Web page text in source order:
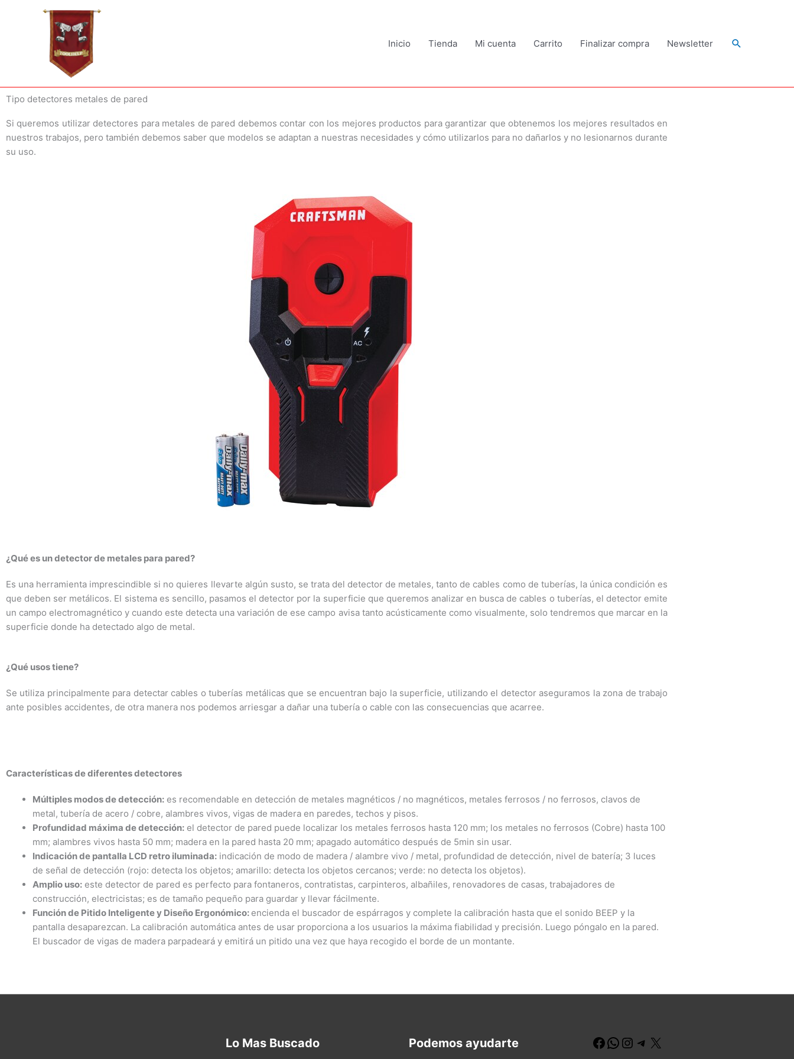
Inicio Tienda Mi cuenta Carrito Finalizar compra Newsletter Buscar
Tipo detectores metales de pared
Si queremos utilizar detectores para metales de pared debemos contar con los mejores productos para garantizar que obtenemos los mejores resultados en
nuestros trabajos, pero también debemos saber que modelos se adaptan a nuestras necesidades y cómo utilizarlos para no dañarlos y no lesionarnos durante
su uso.
¿Qué es un detector de metales para pared?
Es una herramienta imprescindible si no quieres llevarte algún susto, se trata del detector de metales, tanto de cables como de tuberías, la única condición es
que deben ser metálicos. El sistema es sencillo, pasamos el detector por la superficie que queremos analizar en busca de cables o tuberías, el detector emite
un campo electromagnético y cuando este detecta una variación de ese campo avisa tanto acústicamente como visualmente, solo tendremos que marcar en la
superficie donde ha detectado algo de metal.
¿Qué usos tiene?
Se utiliza principalmente para detectar cables o tuberías metálicas que se encuentran bajo la superficie, utilizando el detector aseguramos la zona de trabajo
ante posibles accidentes, de otra manera nos podemos arriesgar a dañar una tubería o cable con las consecuencias que acarree.
Características de diferentes detectores
Múltiples modos de detección: es recomendable en detección de metales magnéticos / no magnéticos, metales ferrosos / no ferrosos, clavos de
metal, tubería de acero / cobre, alambres vivos, vigas de madera en paredes, techos y pisos.
Profundidad máxima de detección: el detector de pared puede localizar los metales ferrosos hasta 120 mm; los metales no ferrosos (Cobre) hasta 100
mm; alambres vivos hasta 50 mm; madera en la pared hasta 20 mm; apagado automático después de 5min sin usar.
Indicación de pantalla LCD retro iluminada: indicación de modo de madera / alambre vivo / metal, profundidad de detección, nivel de batería; 3 luces
de señal de detección (rojo: detecta los objetos; amarillo: detecta los objetos cercanos; verde: no detecta los objetos).
Amplio uso: este detector de pared es perfecto para fontaneros, contratistas, carpinteros, albañiles, renovadores de casas, trabajadores de
construcción, electricistas; es de tamaño pequeño para guardar y llevar fácilmente.
Función de Pitido Inteligente y Diseño Ergonómico: encienda el buscador de espárragos y complete la calibración hasta que el sonido BEEP y la
pantalla desaparezcan. La calibración automática antes de usar proporciona a los usuarios la máxima fiabilidad y precisión. Luego póngalo en la pared.
El buscador de vigas de madera parpadeará y emitirá un pitido una vez que haya recogido el borde de un montante.
Lo Mas Buscado Podemos ayudarte Facebook
WhatsApp
Instagram
Telegram